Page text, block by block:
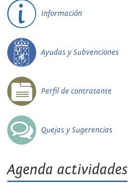
Información
Ayudas y Subvenciones
Perfil de contratante
Quejas y Sugerencias
Agenda actividades